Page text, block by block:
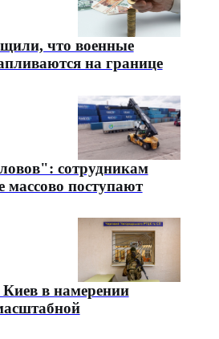
что военные
на границе
сотрудникам
поступают
в намерении